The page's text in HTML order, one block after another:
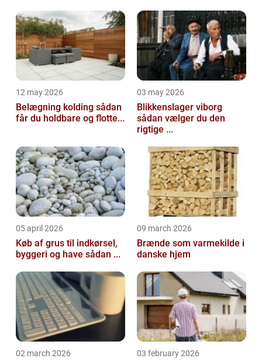
12 may 2026
Belægning kolding sådan
får du holdbare og flotte...
03 may 2026
Blikkenslager viborg
sådan vælger du den
rigtige ...
05 april 2026
Køb af grus til indkørsel,
byggeri og have sådan ...
09 march 2026
Brænde som varmekilde i
danske hjem
02 march 2026 03 february 2026